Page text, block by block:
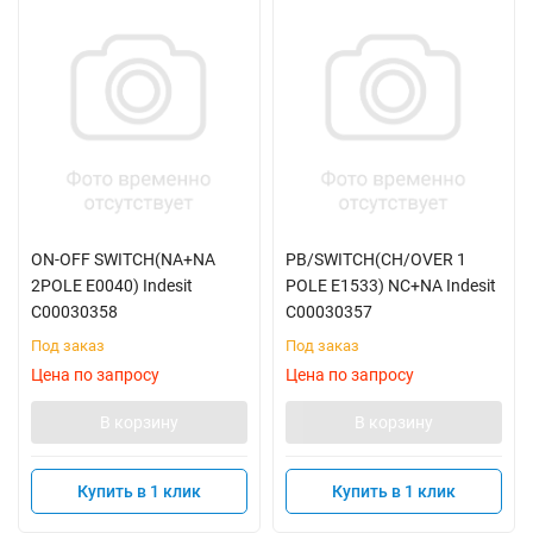
ON-OFF SWITCH(NA+NA
2POLE E0040) Indesit
C00030358
Под заказ
Цена по запросу
В корзину
Купить в 1 клик
PB/SWITCH(CH/OVER 1
POLE E1533) NC+NA Indesit
C00030357
Под заказ
Цена по запросу
В корзину
Купить в 1 клик